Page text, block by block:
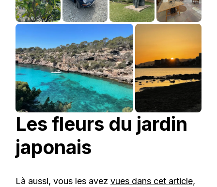
Les fleurs du jardin
japonais
Là aussi, vous les avez vues dans cet article,